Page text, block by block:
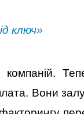
ключ»
компаній.
Вони